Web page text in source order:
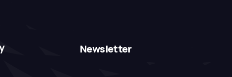
Newsletter